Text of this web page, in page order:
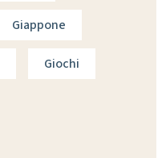
Giappone
Giochi